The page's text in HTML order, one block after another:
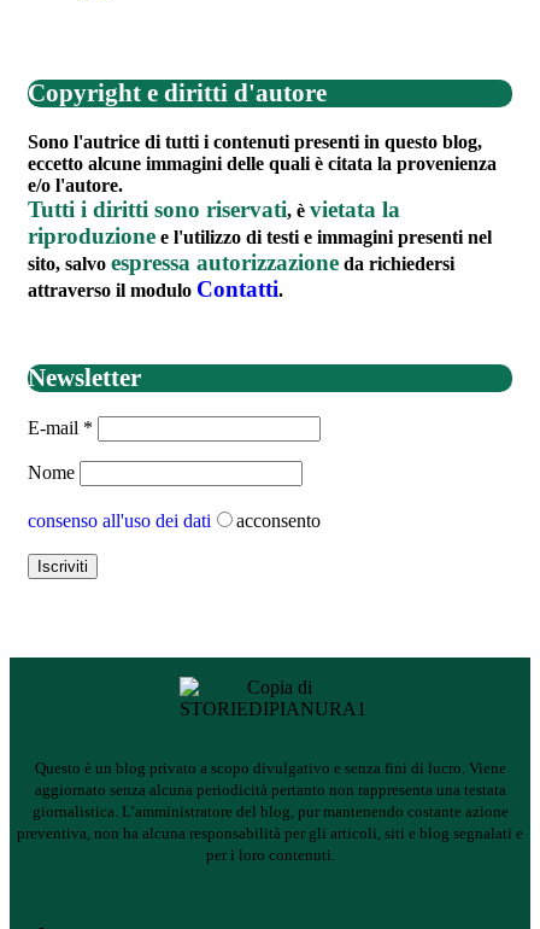
Copyright e diritti d'autore
Sono l'autrice di tutti i contenuti presenti in questo blog,
eccetto alcune immagini delle quali è citata la provenienza
e/o l'autore.
Tutti i diritti sono riservati, è vietata la
riproduzione e l'utilizzo di testi e immagini presenti nel
sito, salvo espressa autorizzazione da richiedersi
attraverso il modulo Contatti.
Newsletter
E-mail *
Nome
consenso all'uso dei dati acconsento
Questo è un blog privato a scopo divulgativo e senza fini di lucro. Viene
aggiornato senza alcuna periodicità pertanto non rappresenta una testata
giornalistica. L’amministratore del blog, pur mantenendo costante azione
preventiva, non ha alcuna responsabilità per gli articoli, siti e blog segnalati e
per i loro contenuti.